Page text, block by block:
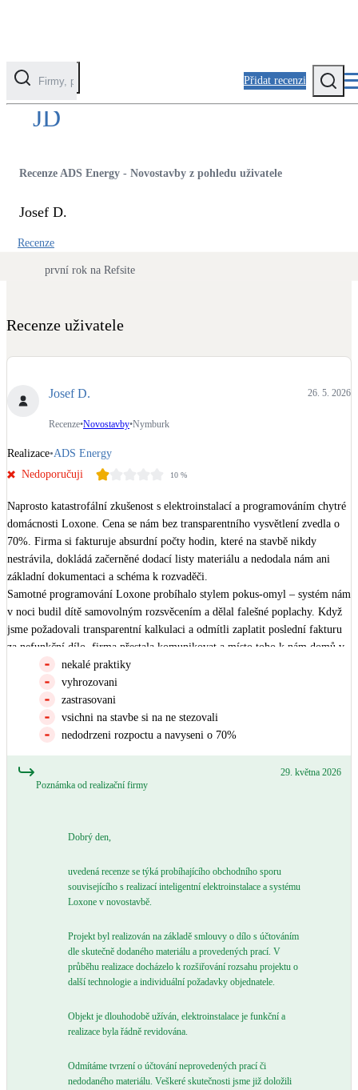
Přidat recenzi
Kategorie
Fotovoltaika
Solární ohřev vody
Solární termický systém
Na přípravu teplé vody i přitápění
Klimatizace
Větrání s rekuperací
Teplovzdušné vytápění
Okna / dveře
Balkonové sestavy
Rekonstrukce
Kotle
Hlavní zdroje vytápění
Bateriové úložiště
Žaluzie, markýzy, pergoly
Rekuperace tepla odpadní vody
Kamna / krby
JD
Recenze ADS Energy - Novostavby z pohledu uživatele
Josef D.
Recenze
první rok na Refsite
Recenze uživatele
Josef D. 26. 5. 2026
Recenze•Novostavby•Nymburk
Realizace•ADS Energy
Nedoporučuji
10 %
Naprosto katastrofální zkušenost s elektroinstalací a programováním chytré
domácnosti Loxone. Cena se nám bez transparentního vysvětlení zvedla o
70%. Firma si fakturuje absurdní počty hodin, které na stavbě nikdy
nestrávila, dokládá začerněné dodací listy materiálu a nedodala nám ani
základní dokumentaci a schéma k rozvaděči.
Samotné programování Loxone probíhalo stylem pokus-omyl – systém nám
v noci budil dítě samovolným rozsvěcením a dělal falešné poplachy. Když
jsme požadovali transparentní kalkulaci a odmítli zaplatit poslední fakturu
za nefunkční dílo, firma přestala komunikovat a místo toho k nám domů v
noci poslala pochybného „vymahače“. Celou věc jsme museli předat
právníkovi. Důrazně nedoporučuji!
nekalé praktiky
vyhrozovani
zastrasovani
vsichni na stavbe si na ne stezovali
nedodrzeni rozpoctu a navyseni o 70%
Poznámka od realizační firmy
29. května 2026
Dobrý den,
uvedená recenze se týká probíhajícího obchodního sporu
souvisejícího s realizací inteligentní elektroinstalace a systému
Loxone v novostavbě.
Projekt byl realizován na základě smlouvy o dílo s účtováním
dle skutečně dodaného materiálu a provedených prací. V
průběhu realizace docházelo k rozšiřování rozsahu projektu o
další technologie a individuální požadavky objednatele.
Objekt je dlouhodobě užíván, elektroinstalace je funkční a
realizace byla řádně revidována.
Odmítáme tvrzení o účtování neprovedených prací či
nedodaného materiálu. Veškeré skutečnosti jsme již doložili